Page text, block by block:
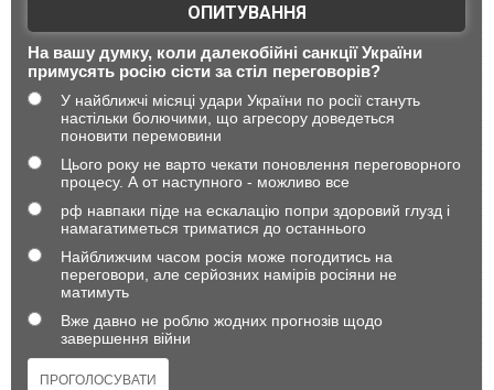
ОПИТУВАННЯ
На вашу думку, коли далекобійні санкції України
примусять росію сісти за стіл переговорів?
У найближчі місяці удари України по росії стануть
настільки болючими, що агресору доведеться
поновити перемовини
Цього року не варто чекати поновлення переговорного
процесу. А от наступного - можливо все
рф навпаки піде на ескалацію попри здоровий глузд і
намагатиметься триматися до останнього
Найближчим часом росія може погодитись на
переговори, але серйозних намірів росіяни не
матимуть
Вже давно не роблю жодних прогнозів щодо
завершення війни